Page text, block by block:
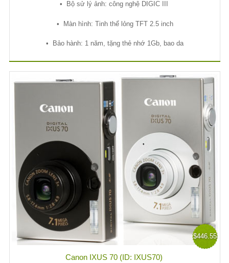
• Bộsửlý ảnh: công nghệDIGIC III
• Màn hình: Tinh thểlỏng TFT 2.5 inch
• Bảo hành: 1 năm, tặng thẻ nhớ 1Gb, bao da
$446.55
Canon IXUS 70 (ID: IXUS70)